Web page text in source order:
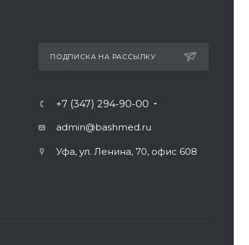
ПОДПИСКА НА РАССЫЛКУ
+7 (347) 294-90-00
admin@bashmed.ru
Уфа, ул. Ленина, 70, офис 608